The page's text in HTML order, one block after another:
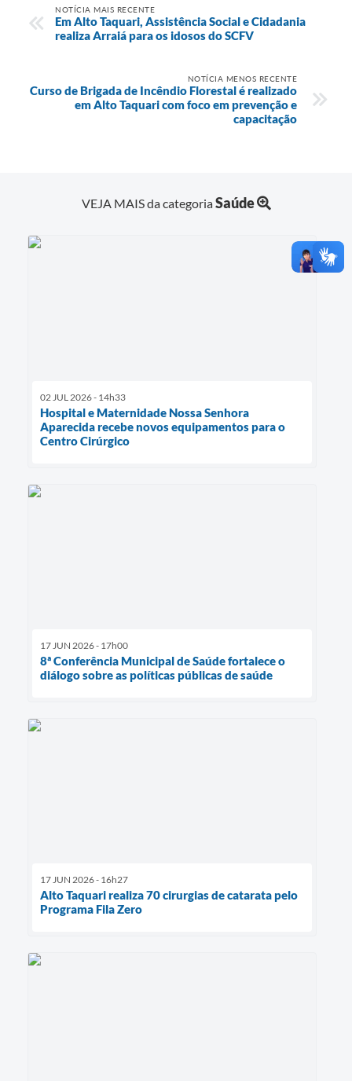
NOTÍCIA MAIS RECENTE
Em Alto Taquari, Assistência Social e Cidadania
realiza Arraiá para os idosos do SCFV
NOTÍCIA MENOS RECENTE
Curso de Brigada de Incêndio Florestal é realizado
em Alto Taquari com foco em prevenção e
capacitação
VEJA MAIS da categoriaSaúde
02 JUL 2026 - 14h33
Hospital e Maternidade Nossa Senhora
Aparecida recebe novos equipamentos para o
Centro Cirúrgico
17 JUN 2026 - 17h00
8ª Conferência Municipal de Saúde fortalece o
diálogo sobre as políticas públicas de saúde
17 JUN 2026 - 16h27
Alto Taquari realiza 70 cirurgias de catarata pelo
Programa Fila Zero